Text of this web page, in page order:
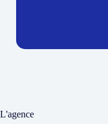
L'agence